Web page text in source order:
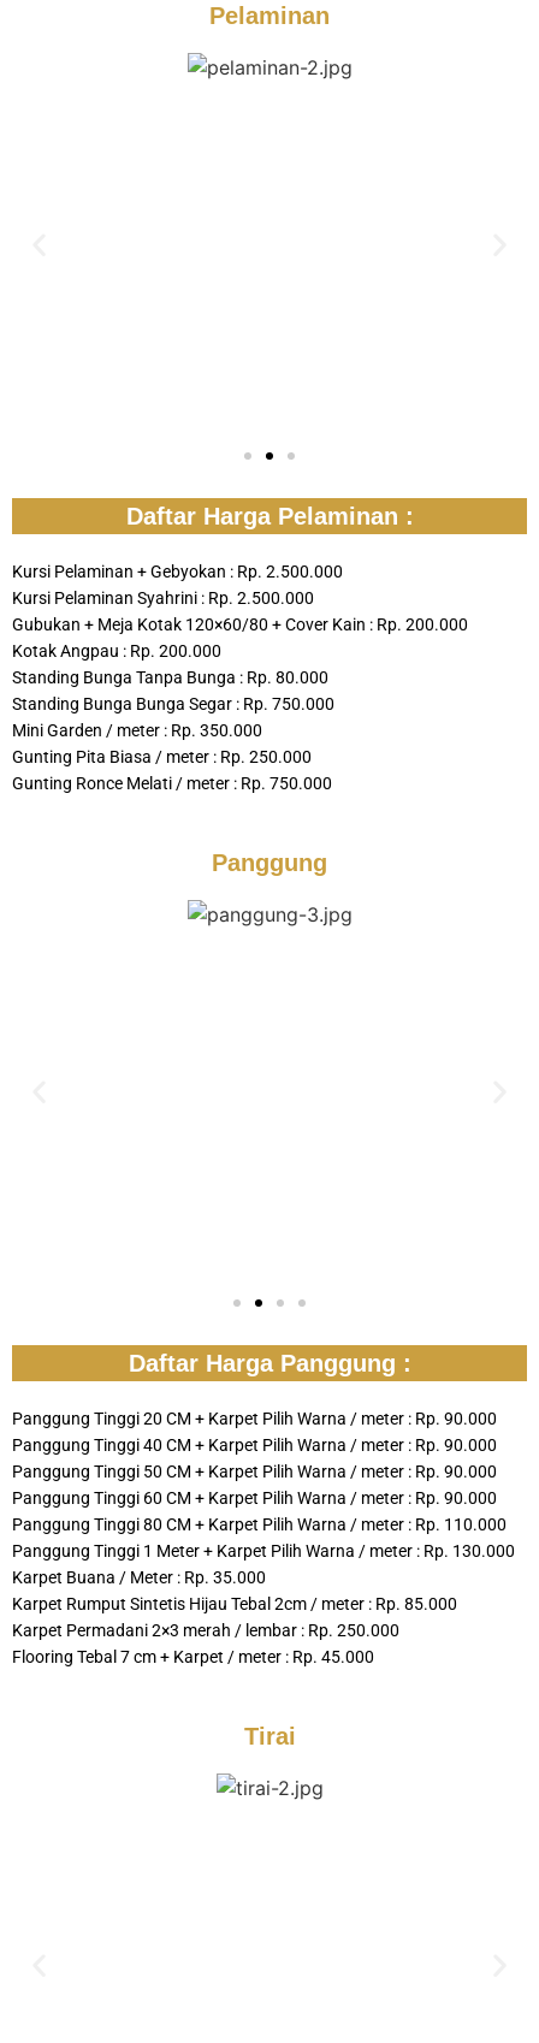
Pelaminan
Daftar Harga Pelaminan :
Kursi Pelaminan + Gebyokan : Rp. 2.500.000
Kursi Pelaminan Syahrini : Rp. 2.500.000
Gubukan + Meja Kotak 120×60/80 + Cover Kain : Rp. 200.000
Kotak Angpau : Rp. 200.000
Standing Bunga Tanpa Bunga : Rp. 80.000
Standing Bunga Bunga Segar : Rp. 750.000
Mini Garden / meter : Rp. 350.000
Gunting Pita Biasa / meter : Rp. 250.000
Gunting Ronce Melati / meter : Rp. 750.000
Panggung
Daftar Harga Panggung :
Panggung Tinggi 20 CM + Karpet Pilih Warna / meter : Rp. 90.000
Panggung Tinggi 40 CM + Karpet Pilih Warna / meter : Rp. 90.000
Panggung Tinggi 50 CM + Karpet Pilih Warna / meter : Rp. 90.000
Panggung Tinggi 60 CM + Karpet Pilih Warna / meter : Rp. 90.000
Panggung Tinggi 80 CM + Karpet Pilih Warna / meter : Rp. 110.000
Panggung Tinggi 1 Meter + Karpet Pilih Warna / meter : Rp. 130.000
Karpet Buana / Meter : Rp. 35.000
Karpet Rumput Sintetis Hijau Tebal 2cm / meter : Rp. 85.000
Karpet Permadani 2×3 merah / lembar : Rp. 250.000
Flooring Tebal 7 cm + Karpet / meter : Rp. 45.000
Tirai